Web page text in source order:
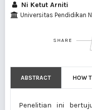
Ni Ketut Arniti
Universitas Pendidikan
SHARE
ABSTRACT HOW
Penelitian ini